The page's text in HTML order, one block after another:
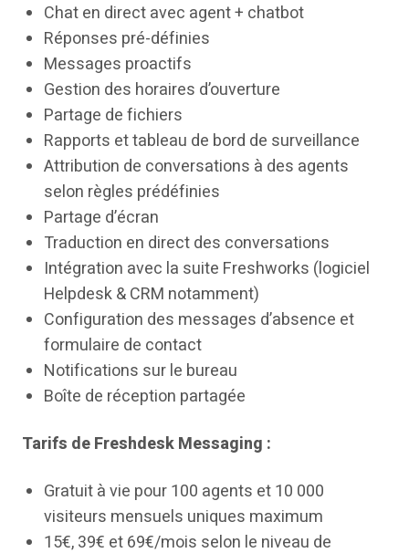
Chat en direct avec agent + chatbot
Réponses pré-définies
Messages proactifs
Gestion des horaires d’ouverture
Partage de fichiers
Rapports et tableau de bord de surveillance
Attribution de conversations à des agents
selon règles prédéfinies
Partage d’écran
Traduction en direct des conversations
Intégration avec la suite Freshworks (logiciel
Helpdesk & CRM notamment)
Configuration des messages d’absence et
formulaire de contact
Notifications sur le bureau
Boîte de réception partagée
Tarifs de Freshdesk Messaging :
Gratuit à vie pour 100 agents et 10 000
visiteurs mensuels uniques maximum
15€, 39€ et 69€/mois selon le niveau de